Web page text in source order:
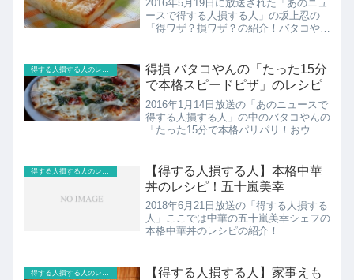
2016年5月19日に放送された「あのニュ
ースで得する人損する人」の坂上忍の
『得ワザ？損ワザ？の紹介！バタコやん
得する人損する人のレシピ
得損 バタコやんの「たった15分
で本格スピードピザ」のレシピ
2016年1月14日放送の「あのニュースで
得する人損する人」の中のバタコやんの
「たった15分で本格パリパリ！おウチ
ク」の吉田結衣。パンシェルジュ2級を
持つパンのスペシャリ...
【得する人損する人】本格中華
丼のレシピ！五十嵐美幸
2018年6月21日放送の「得する人損する
人」ここでは中華の五十嵐美幸シェフの
本格中華丼のレシピの紹介！
【得する人損する人】家事えも